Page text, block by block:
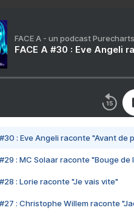
FACE A - un podcast Purecharts
FACE A #30 : Eve Angeli
#30 : Eve Angeli raconte "Avant de
#29 : MC Solaar raconte "Bouge de
#28 : Lorie raconte "Je vais vite"
#27 : Christophe Willem raconte